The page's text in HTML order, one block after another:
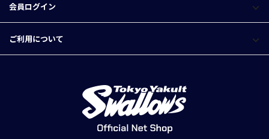
会員ログイン
ご利用について